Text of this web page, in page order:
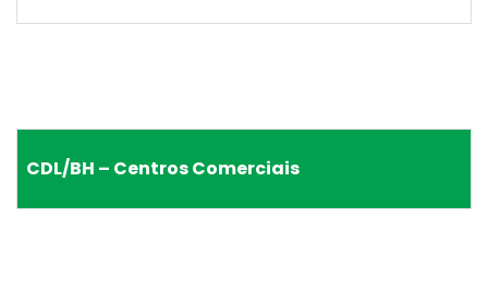
CDL/BH – Centros Comerciais